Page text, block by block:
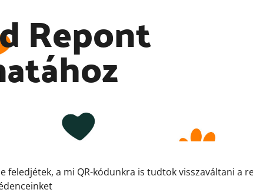
Repont
feledjétek, a mi QR-kódunkra is tudtok visszaváltani a